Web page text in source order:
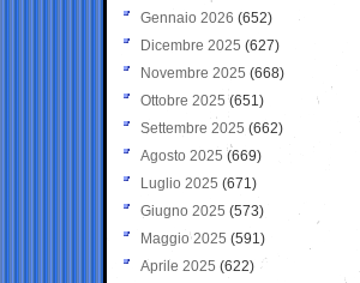
Gennaio 2026 (652)
Dicembre 2025 (627)
Novembre 2025 (668)
Ottobre 2025 (651)
Settembre 2025 (662)
Agosto 2025 (669)
Luglio 2025 (671)
Giugno 2025 (573)
Maggio 2025 (591)
Aprile 2025 (622)